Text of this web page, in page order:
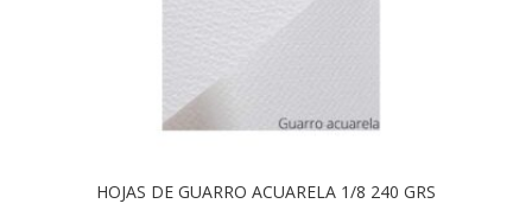
HOJAS DE GUARRO ACUARELA 1/8 240 GRS